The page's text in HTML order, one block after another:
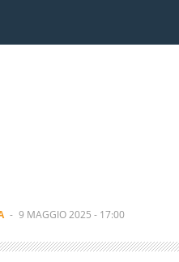
- 9 MAGGIO 2025 - 17:00